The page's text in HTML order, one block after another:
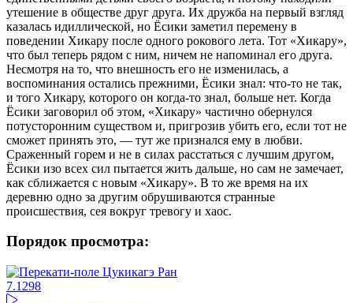
утешение в обществе друг друга. Их дружба на первый взгляд
казалась идиллической, но Ёсики заметил перемену в
поведении Хикару после одного рокового лета. Тот «Хикару»,
что был теперь рядом с ним, ничем не напоминал его друга.
Несмотря на то, что внешность его не изменилась, а
воспоминания остались прежними, Ёсики знал: что-то не так,
и того Хикару, которого он когда-то знал, больше нет. Когда
Ёсики заговорил об этом, «Хикару» частично обернулся
потусторонним существом и, пригрозив убить его, если тот не
сможет принять это, — тут же признался ему в любви.
Сраженный горем и не в силах расстаться с лучшим другом,
Ёсики изо всех сил пытается жить дальше, но сам не замечает,
как сближается с новым «Хикару». В то же время на их
деревню одно за другим обрушиваются странные
происшествия, сея вокруг тревогу и хаос.
Порядок просмотра:
7.1 298